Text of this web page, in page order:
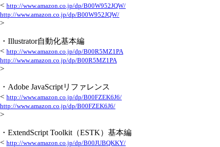
< http://www.amazon.co.jp/dp/B00W952JQW/
http://www.amazon.co.jp/dp/B00W952JQW/
>
・Illustrator自動化基本編
< http://www.amazon.co.jp/dp/B00R5MZ1PA
http://www.amazon.co.jp/dp/B00R5MZ1PA
>
・Adobe JavaScriptリファレンス
< http://www.amazon.co.jp/dp/B00FZEK6J6/
http://www.amazon.co.jp/dp/B00FZEK6J6/
>
・ExtendScript Toolkit（ESTK）基本編
< http://www.amazon.co.jp/dp/B00JUBQKKY/